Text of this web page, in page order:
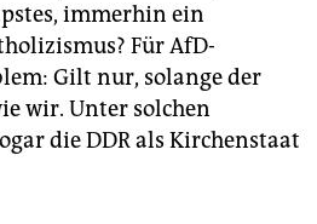
immerhin ein
Für AfD-
Gilt nur, solange der
wir. Unter solchen
die DDR als Kirchenstaat